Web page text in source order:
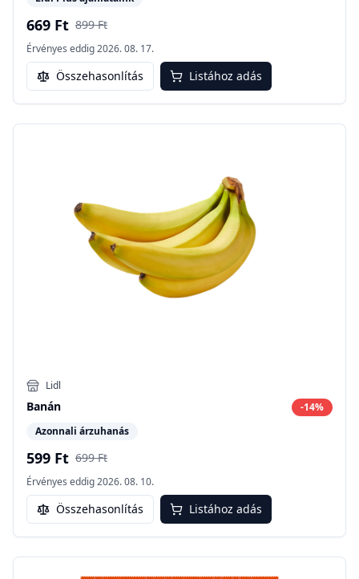
669 Ft 899 Ft
Érvényes eddig2026. 08. 17.
Összehasonlítás Listához adás
Lidl
Banán -14%
Azonnali árzuhanás
599 Ft 699 Ft
Érvényes eddig2026. 08. 10.
Összehasonlítás Listához adás